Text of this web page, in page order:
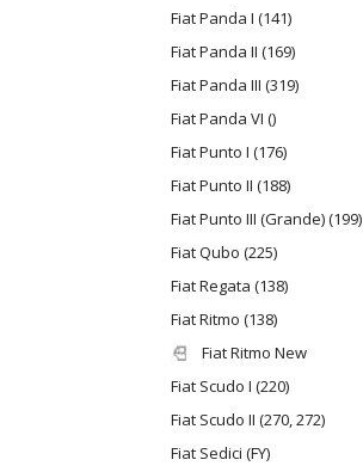
Fiat Panda I (141)
Fiat Panda II (169)
Fiat Panda III (319)
Fiat Panda VI ()
Fiat Punto I (176)
Fiat Punto II (188)
Fiat Punto III (Grande) (199)
Fiat Qubo (225)
Fiat Regata (138)
Fiat Ritmo (138)
Fiat Ritmo New
Fiat Scudo I (220)
Fiat Scudo II (270, 272)
Fiat Sedici (FY)